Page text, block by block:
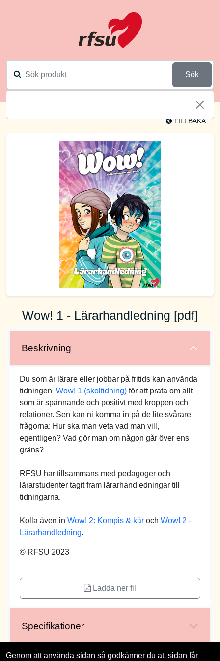
Sök
TILLBAKA
Wow! 1 - Lärarhandledning [pdf]
Beskrivning
Du som är lärare eller jobbar på fritids kan använda
tidningen Wow! 1 (skoltidning) för att prata om allt
som är spännande och positivt med kroppen och
relationer. Sen kan ni komma in på de lite svårare
frågorna: Hur ska man veta vad man vill,
egentligen? Vad gör man om någon går över ens
gräns?
RFSU har tillsammans med pedagoger och
lärarstudenter tagit fram lärarhandledningar till
tidningarna.
Kolla även in Wow! 2: Kompis & kär och Wow! 2 -
Lärarhandledning.
© RFSU 2023
Ladda ner fil
Specifikationer
Genom att använda sidan så godkänner du att sidan får